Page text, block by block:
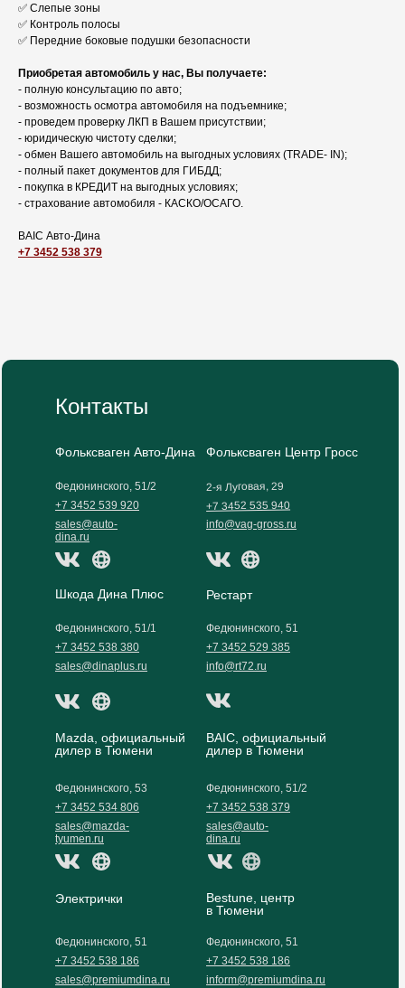
✅ Слепые зоны
✅ Контроль полосы
✅ Передние боковые подушки безопасности
Приобретая автомобиль у нас, Вы получаете:
- полную консультацию по авто;
- возможность осмотра автомобиля на подъемнике;
- проведем проверку ЛКП в Вашем присутствии;
- юридическую чистоту сделки;
- обмен Вашего автомобиль на выгодных условиях (TRADЕ- IN);
- полный пакет документов для ГИБДД;
- покупка в КРЕДИТ на выгодных условиях;
- страхование автомобиля - КАСКО/ОСАГО.
BAIC Авто-Дина
+7 3452 538 379
Контакты
Фольксваген Авто-Дина
Федюнинского, 51/2
Федюнинского, 51/2
+7 3452 539 920
+7 3452 538 379
sales@auto-
dina.ru
sales@auto-
dina.ru
Фольксваген Центр Гросс
2-я Луговая, 29
+7 3452 535 940
info@vag-gross.ru
Шкода Дина Плюс
Федюнинского, 51/1
+7 3452 538 380
sales@dinaplus.ru
Рестарт
Федюнинского, 51
+7 3452 529 385
info@rt72.ru
Mazda, официальный
дилер в Тюмени
Федюнинского, 53
+7 3452 534 806
sales@mazda-
tyumen.ru
BAIC, официальный
дилер в Тюмени
Электрички
Федюнинского, 51
+7 3452 538 186
sales@premiumdina.ru
Bestune, центр
в Тюмени
Федюнинского, 51
+7 3452 538 186
inform@premiumdina.ru